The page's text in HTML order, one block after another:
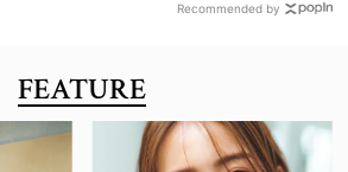
Recommended by
FEATURE